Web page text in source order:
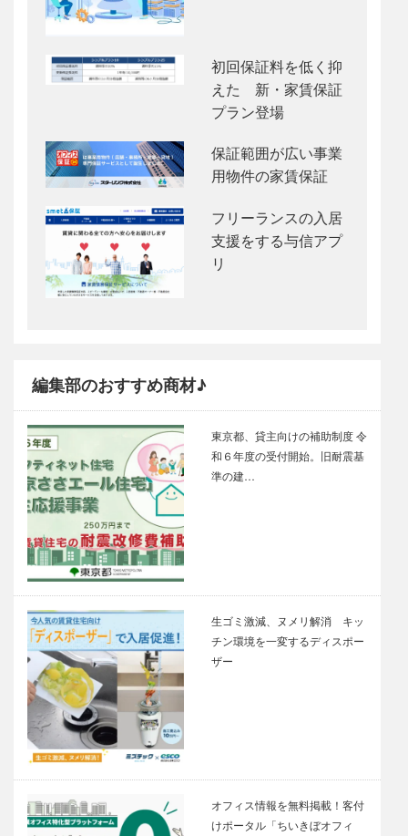
初回保証料を低く抑
えた 新・家賃保証
プラン登場
保証範囲が広い事業
用物件の家賃保証
フリーランスの入居
支援をする与信アプ
リ
編集部のおすすめ商材♪
東京都、貸主向けの補助制度 令
和６年度の受付開始。旧耐震基
準の建…
生ゴミ激減、ヌメリ解消 キッ
チン環境を一変するディスポー
ザー
オフィス情報を無料掲載！客付
けポータル「ちいきぼオフィ